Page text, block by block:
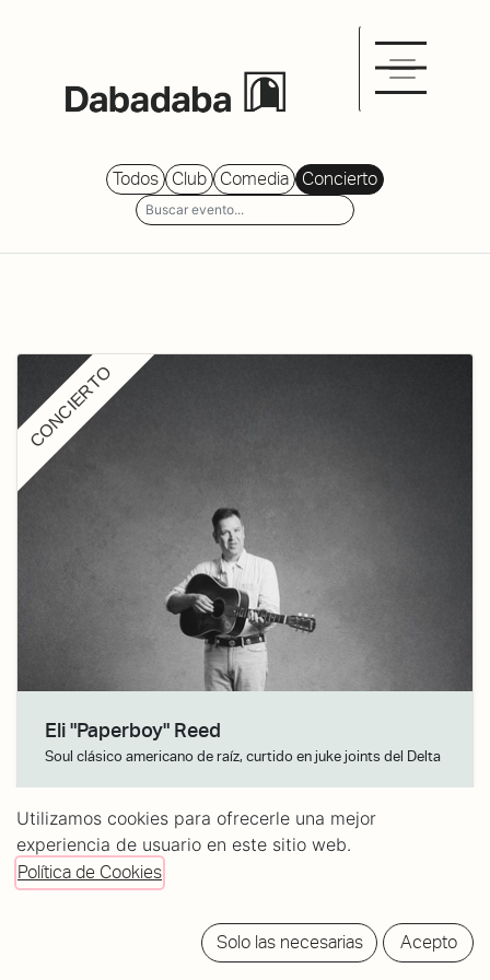
Todos Club Comedia Concierto
CONCIERTO
Eli "Paperboy" Reed
Soul clásico americano de raíz, curtido en juke joints del Delta
Tickets: 22/26€
Utilizamos cookies para ofrecerle una mejor
experiencia de usuario en este sitio web.
Política de Cookies
Solo las necesarias Acepto